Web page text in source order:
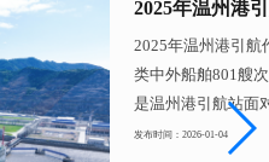
2025年温州港
2025年温州港引航
类中外船舶801艘
是温州港引航站面
化引航调度指挥系
发布时间：2026-01-04